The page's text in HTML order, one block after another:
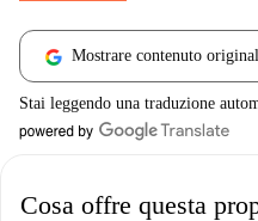
Mostrare contenuto
Stai leggendo una traduzione
Cosa offre questa